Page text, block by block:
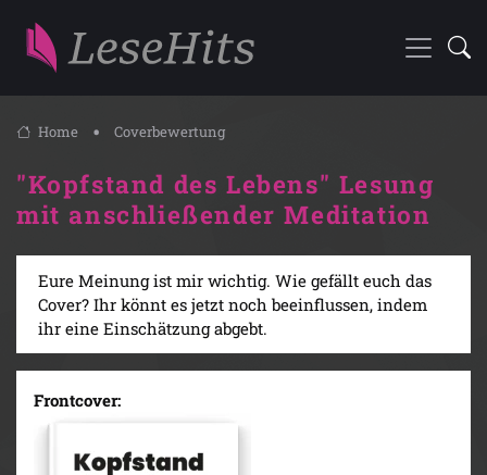
Home Coverbewertung
"Kopfstand des Lebens" Lesung
mit anschließender Meditation
Eure Meinung ist mir wichtig. Wie gefällt euch das
Cover? Ihr könnt es jetzt noch beeinflussen, indem
ihr eine Einschätzung abgebt.
Frontcover: